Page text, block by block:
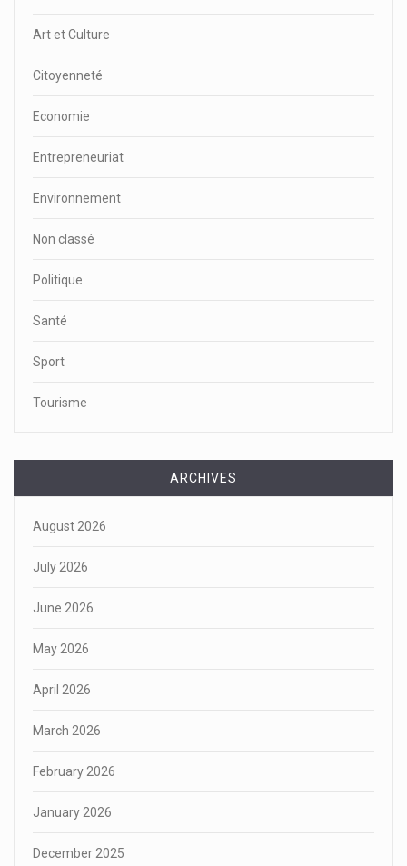
Art et Culture
Citoyenneté
Economie
Entrepreneuriat
Environnement
Non classé
Politique
Santé
Sport
Tourisme
ARCHIVES
August 2026
July 2026
June 2026
May 2026
April 2026
March 2026
February 2026
January 2026
December 2025